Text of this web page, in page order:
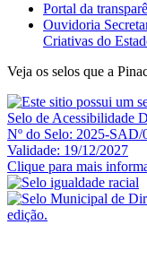
Portal da
Ouvidoria
Criativas do
Veja os selos que a
Selo de Acessibilidade
Nº do Selo: 2025-SAD/
Validade: 19/12/2027
Clique para mais